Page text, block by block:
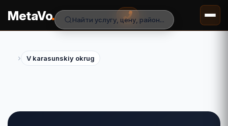
MetaVo.
› V karasunskiy okrug
Найти услугу, цену, район...